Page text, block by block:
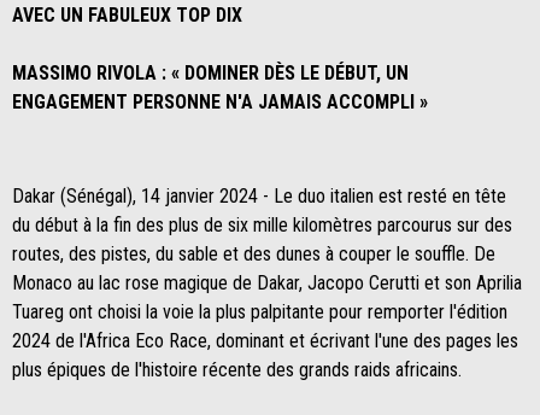
AVEC UN FABULEUX TOP DIX
MASSIMO RIVOLA : « DOMINER DÈS LE DÉBUT, UN
ENGAGEMENT PERSONNE N'A JAMAIS ACCOMPLI »
Dakar (Sénégal), 14 janvier 2024 - Le duo italien est resté en tête
du début à la fin des plus de six mille kilomètres parcourus sur des
routes, des pistes, du sable et des dunes à couper le souffle. De
Monaco au lac rose magique de Dakar, Jacopo Cerutti et son Aprilia
Tuareg ont choisi la voie la plus palpitante pour remporter l'édition
2024 de l'Africa Eco Race, dominant et écrivant l'une des pages les
plus épiques de l'histoire récente des grands raids africains.